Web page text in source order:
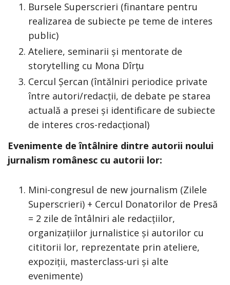
Bursele Superscrieri (finantare pentru
realizarea de subiecte pe teme de interes
public)
Ateliere, seminarii și mentorate de
storytelling cu Mona Dîrțu
Cercul Șercan (întălniri periodice private
între autori/redacții, de debate pe starea
actuală a presei și identificare de subiecte
de interes cros-redacțional)
Evenimente de întâlnire dintre autorii noului
jurnalism românesc cu autorii lor:
Mini-congresul de new journalism (Zilele
Superscrieri) + Cercul Donatorilor de Presă
= 2 zile de întâlniri ale redacțiilor,
organizațiilor jurnalistice și autorilor cu
cititorii lor, reprezentate prin ateliere,
expoziții, masterclass-uri și alte
evenimente)